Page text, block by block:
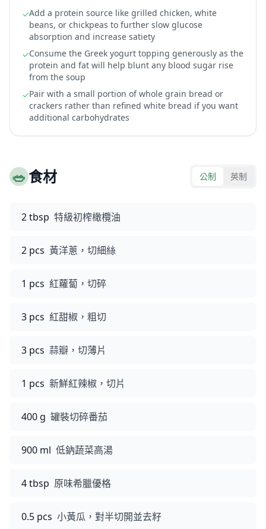
✓Add a protein source like grilled chicken, white
beans, or chickpeas to further slow glucose
absorption and increase satiety
✓Consume the Greek yogurt topping generously as the
protein and fat will help blunt any blood sugar rise
from the soup
✓Pair with a small portion of whole grain bread or
crackers rather than refined white bread if you want
additional carbohydrates
🥗食材 公制 英制
2 tbsp 特級初榨橄欖油
2 pcs 黃洋蔥，切細絲
1 pcs 紅蘿蔔，切碎
3 pcs 紅甜椒，粗切
3 pcs 蒜瓣，切薄片
1 pcs 新鮮紅辣椒，切片
400 g 罐裝切碎番茄
900 ml 低鈉蔬菜高湯
4 tbsp 原味希臘優格
0.5 pcs 小黃瓜，對半切開並去籽